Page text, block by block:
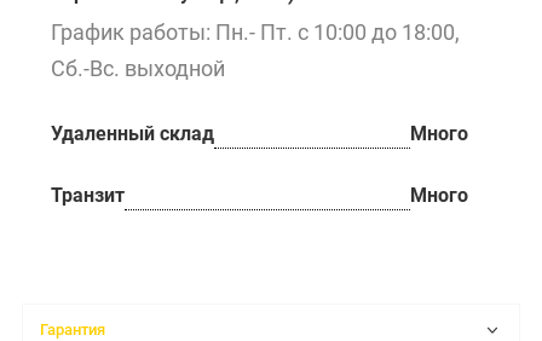
График работы: Пн.- Пт. с 10:00 до 18:00,
Сб.-Вс. выходной
Удаленный склад Много
Транзит Много
Гарантия